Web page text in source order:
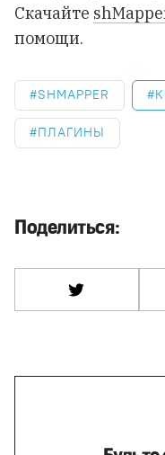
Скачайте
помощи.
SHMAPPER
ПЛАГИНЫ
Поделиться: